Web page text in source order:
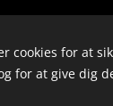
cookies for at
for at give dig